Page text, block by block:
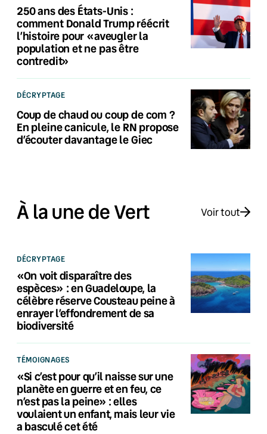
250 ans des États-Unis :
comment Donald Trump réécrit
l’histoire pour «aveugler la
population et ne pas être
contredit»
DÉCRYPTAGE
Coup de chaud ou coup de com ?
En pleine canicule, le RN propose
d’écouter davantage le Giec
À la une de Vert Voir tout
DÉCRYPTAGE
«On voit disparaître des
espèces» : en Guadeloupe, la
célèbre réserve Cousteau peine à
enrayer l’effondrement de sa
biodiversité
TÉMOIGNAGES
«Si c’est pour qu’il naisse sur une
planète en guerre et en feu, ce
n’est pas la peine» : elles
voulaient un enfant, mais leur vie
a basculé cet été